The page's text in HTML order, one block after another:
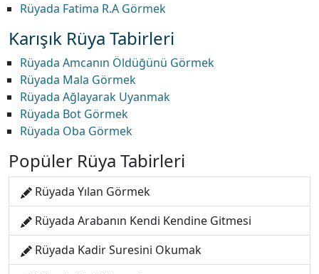
Rüyada Fatima R.A Görmek
Karışık Rüya Tabirleri
Rüyada Amcanın Öldüğünü Görmek
Rüyada Mala Görmek
Rüyada Ağlayarak Uyanmak
Rüyada Bot Görmek
Rüyada Oba Görmek
Popüler Rüya Tabirleri
Rüyada Yılan Görmek
Rüyada Arabanın Kendi Kendine Gitmesi
Rüyada Kadir Suresini Okumak